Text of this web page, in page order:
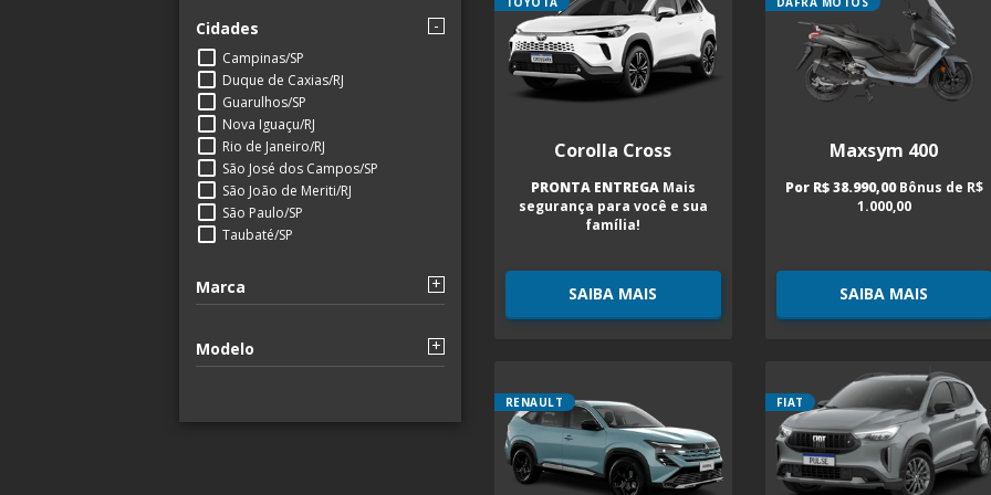
Corolla Cross
PRONTA ENTREGAMais
segurança para você e sua
família!
SAIBA MAIS
Maxsym 400
Por R$ 38.990,00Bônus de R$
1.000,00
SAIBA MAIS
RENAULT FIAT
Cidades
Campinas/SP
Duque de Caxias/RJ
Guarulhos/SP
Nova Iguaçu/RJ
Rio de Janeiro/RJ
São José dos Campos/SP
São João de Meriti/RJ
São Paulo/SP
Taubaté/SP
Marca
Modelo